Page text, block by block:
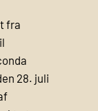
fra
28. juli